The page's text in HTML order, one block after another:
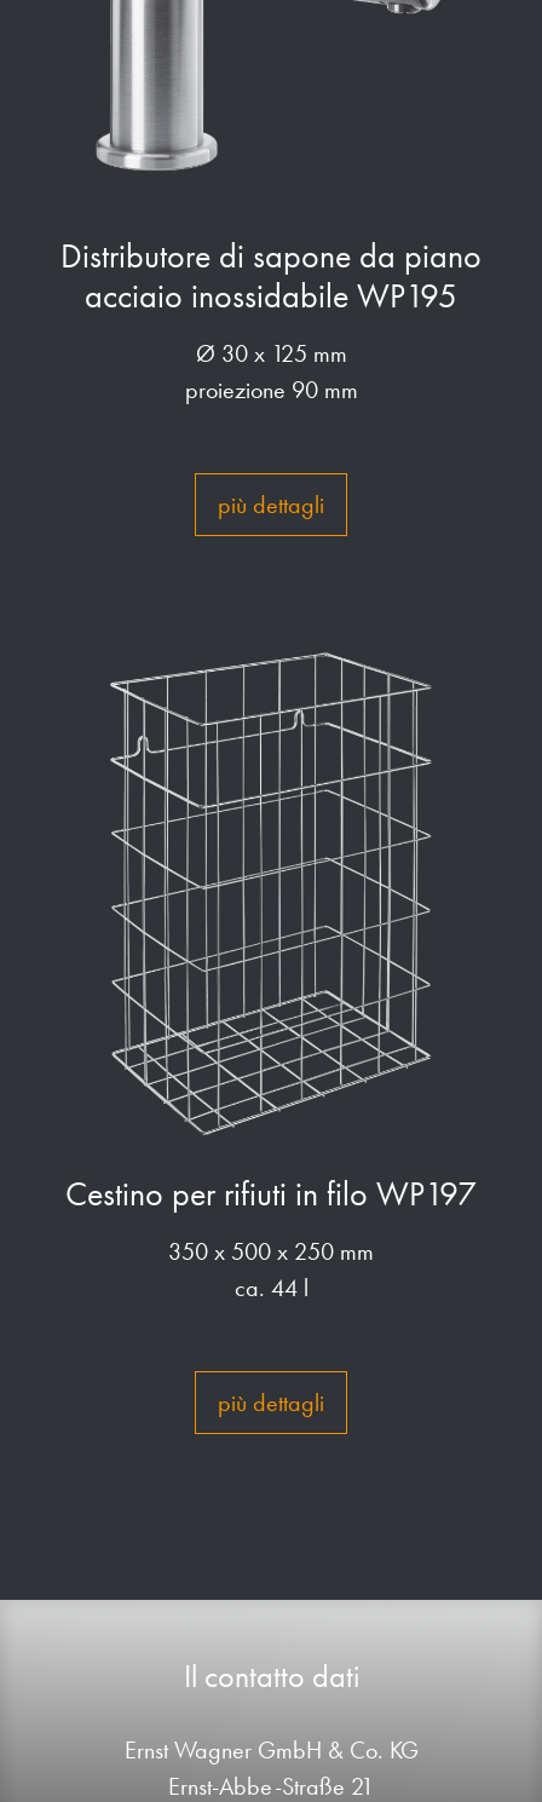
Distributore di sapone da piano
acciaio inossidabile WP195
Ø 30 x 125 mm
proiezione 90 mm
più dettagli
Cestino per rifiuti in filo WP197
350 x 500 x 250 mm
ca. 44 l
più dettagli
Il contatto dati
Ernst Wagner GmbH & Co. KG
Ernst-Abbe-Straße 21